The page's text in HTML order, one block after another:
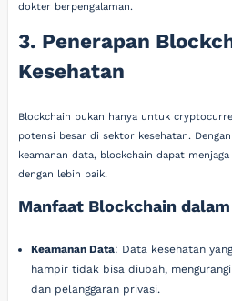
dokter berpengalaman.
3. Penerapan
Kesehatan
Blockchain bukan hanya untuk
potensi besar di sektor kesehatan.
keamanan data, blockchain dapat
dengan lebih baik.
Manfaat Blockchain
Keamanan Data: Data kesehatan
hampir tidak bisa diubah,
dan pelanggaran privasi.